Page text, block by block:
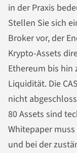
in der Praxis
Stellen Sie sich
Broker vor, der
Krypto-Assets
Ethereum bis
Liquidität. Die
nicht
80 Assets sind
Whitepaper
und bei der